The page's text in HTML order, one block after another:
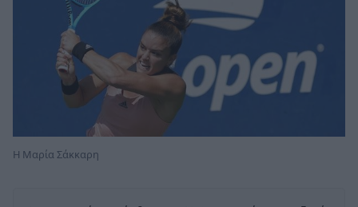
Η Μαρία Σάκκαρη